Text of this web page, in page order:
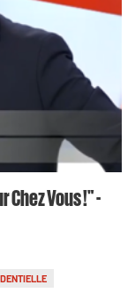
Vous !" -